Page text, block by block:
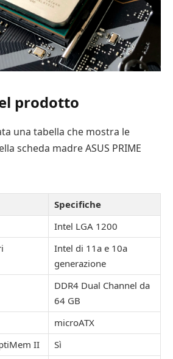
prodotto
una tabella che mostra le
scheda madre ASUS PRIME
Specifiche
Intel LGA 1200
Intel di 11a e 10a
generazione
DDR4 Dual Channel da
64 GB
microATX
II
Sì